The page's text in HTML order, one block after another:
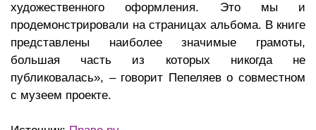
художественного оформления. Это мы и
продемонстрировали на страницах альбома. В книге
представлены наиболее значимые грамоты,
большая часть из которых никогда не
публиковалась», – говорит Пепеляев о совместном
с музеем проекте.